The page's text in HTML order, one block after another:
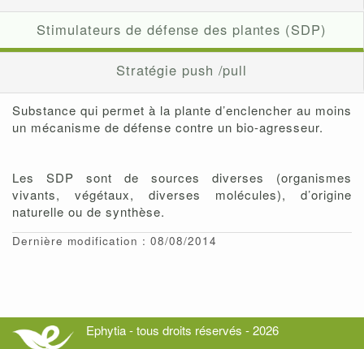
Stimulateurs de défense des plantes (SDP)
Stratégie push /pull
Substance qui permet à la plante d’enclencher au moins
un mécanisme de défense contre un bio-agresseur.
Les SDP sont de sources diverses (organismes
vivants, végétaux, diverses molécules), d’origine
naturelle ou de synthèse.
Dernière modification : 08/08/2014
Ephytia - tous droits réservés - 2026